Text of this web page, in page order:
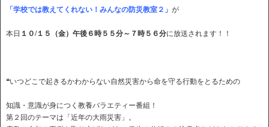
「学校では教えてくれない！みんなの防災教室２」 が
本日 １０/１５（金）午後６時５５分～７時５６分に放送されます！！
❝いつどこで起きるかわからない自然災害から命を守る行動をとるための
知識・意識が身につく教養バラエティー番組！
第２回のテーマは「近年の大雨災害」。